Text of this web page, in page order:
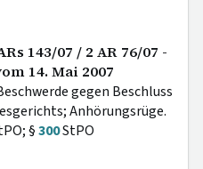
143/07 / 2 AR 76/07 -
14. Mai 2007
gegen Beschluss
Anhörungsrüge.
§300StPO